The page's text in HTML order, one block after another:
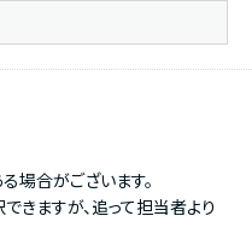
場合がございます。
きますが、追って担当者より